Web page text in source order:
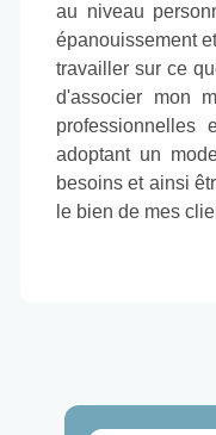
au niveau
épanouissement
travailler sur ce
d'associer mon
professionnelles
adoptant un
besoins et ainsi
le bien de mes